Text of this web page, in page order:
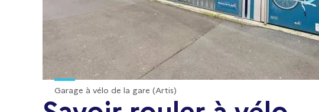
Garage à vélo de la gare (Artis)